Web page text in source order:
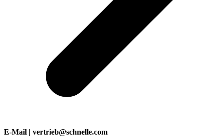
E-Mail | vertrieb@schnelle.com